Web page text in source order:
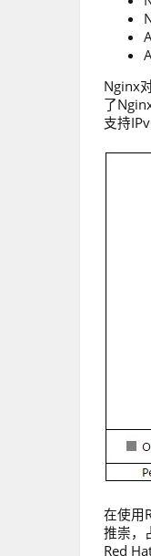
Nginx
了
支持
在使用
推崇，
Red